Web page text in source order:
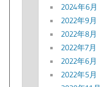
2024年6月
2022年9月
2022年8月
2022年7月
2022年6月
2022年5月